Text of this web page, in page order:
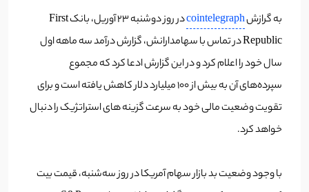
به گرازشcointelegraph
در روز دوشنبه ۲۳ آوریل، بانک First
Republic در تماس با سهامدارانش، گزارش درآمد سه ماهه اول
سال خود را اعلام کرد و در این گزارش ادعا کرد که مجموع
سپرده‌های آن به بیش از 100 میلیارد دلار کاهش یافته است و برای
تقویت وضعیت مالی خود به سرعت گزینه های استراتژیک را دنبال
خواهد کرد.
با وجود وضعیت بد بازار سهام آمریکا در روز سه‌شنبه، قیمت بیت